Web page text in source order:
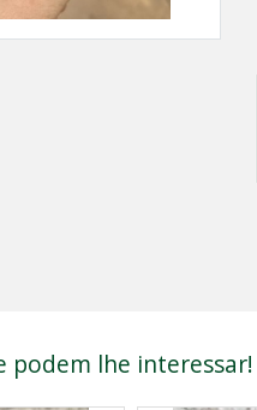
podem lhe interessar!